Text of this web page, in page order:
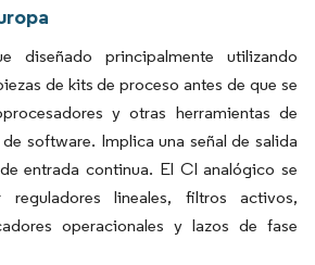
diseñado principalmente utilizando
de kits de proceso antes de que se
y otras herramientas de
software. Implica una señal de salida
entrada continua. El CI analógico se
lineales, filtros activos,
operacionales y lazos de fase